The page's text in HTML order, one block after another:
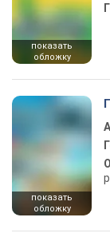
показать
обложку
показать
обложку